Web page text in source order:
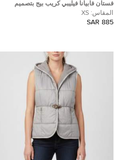
فستان فابيانا فيليبي كريب بيج بتصميم
انسيابي مقاس صغير (إكسترا سمول)
المقاس: XS
885 SAR